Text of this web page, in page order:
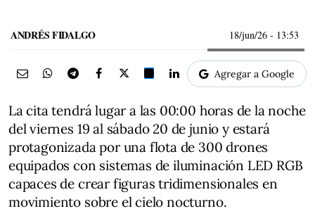
ANDRÉS FIDALGO 18/jun/26 - 13:53
Agregar a Google
La cita tendrá lugar a las 00:00 horas de la noche
del viernes 19 al sábado 20 de junio y estará
protagonizada por una flota de 300 drones
equipados con sistemas de iluminación LED RGB
capaces de crear figuras tridimensionales en
movimiento sobre el cielo nocturno.